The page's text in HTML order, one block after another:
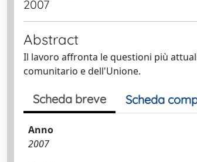
2007
Abstract
Il lavoro affronta le questioni più
comunitario e dell'Unione.
Scheda breve Scheda
Anno
2007